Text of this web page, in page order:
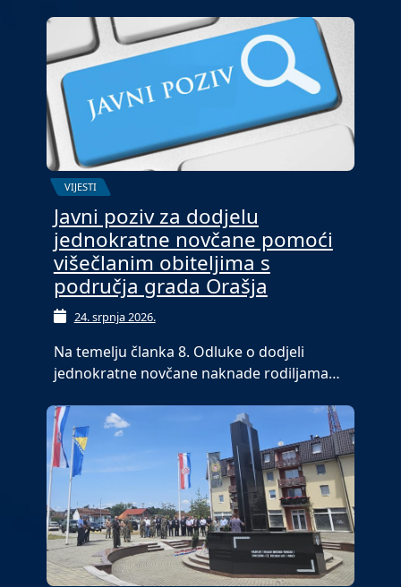
VIJESTI
Javni poziv za dodjelu
jednokratne novčane pomoći
višečlanim obiteljima s
područja grada Orašja
24. srpnja 2026.
Na temelju članka 8. Odluke o dodjeli
jednokratne novčane naknade rodiljama…